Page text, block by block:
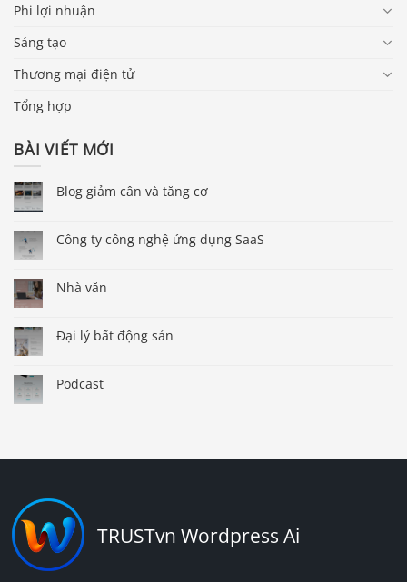
Phi lợi nhuận
Sáng tạo
Thương mại điện tử
Tổng hợp
BÀI VIẾT MỚI
Blog giảm cân và tăng cơ
Công ty công nghệ ứng dụng SaaS
Nhà văn
Đại lý bất động sản
Podcast
TRUSTvn Wordpress Ai